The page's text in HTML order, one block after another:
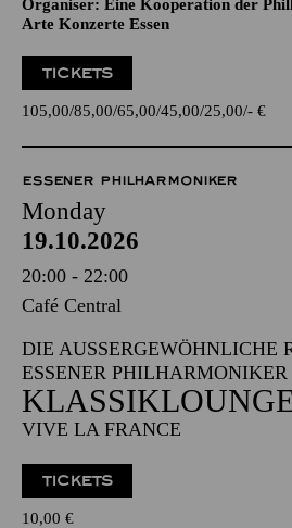
Organiser: Eine Kooperation der
Arte Konzerte Essen
TICKETS
105,00 85,00 65,00 45,00 25,00 - €
ESSENER PHILHARMONIKER
Monday
19.10.2026
20:00 - 22:00
Café Central
DIE AUSSERGEWÖHNLICHE
SSENER PHILHARMONIKER
VIVE LA FRANCE
TICKETS
10,00 €